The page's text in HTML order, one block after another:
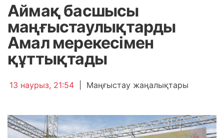
Аймақ басшысы
маңғыстаулықтарды
Амал мерекесімен
құттықтады
13 наурыз, 21:54 Маңғыстау жаңалықтары